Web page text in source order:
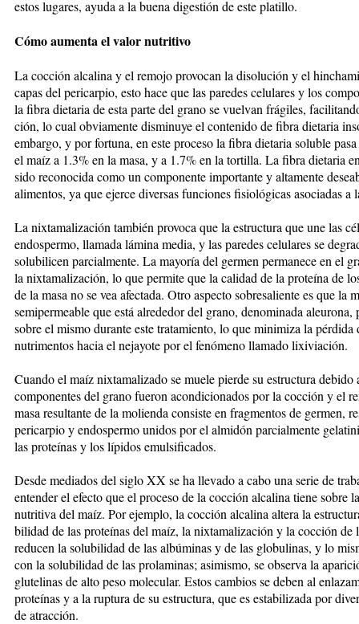
estos lugares, ayuda a la buena digestión de este platillo.
Cómo aumenta el valor nutritivo
La cocción alcalina y el remojo provocan la disolución y el
capas del pericarpio, esto hace que las paredes celulares y los
la fibra dietaria de esta parte del grano se vuelvan frágiles,
ción, lo cual obviamente disminuye el contenido de fi­bra dietaria
embargo, y por fortuna, en este proceso la fibra dietaria soluble
el maíz a 1.3% en la masa, y a 1.7% en la tortilla. La fibra dietaria
sido reconocida como un componente impor­tan­te y altamente
alimentos, ya que ejerce di­versas funciones fisiológicas asociadas a
La nixtamalización también provoca que la estructura que une las
endospermo, llamada lámina media, y las paredes celulares se
solubilicen par­cial­men­te. La mayoría del germen permanece en el
la nixtamalización, lo que permite que la calidad de la proteína de
de la masa no se vea afec­tada. Otro aspecto sobresaliente es que la
semi­per­mea­ble que está alrededor del grano, denominada aleu­ro­na,
sobre el mismo durante este tratamiento, lo que minimiza la pérdida
nutrimentos hacia el neja­yo­te por el fenómeno llamado lixiviación.
Cuando el maíz nixtamalizado se muele pierde su es­truc­tura debido
componentes del grano fueron acon­di­cionados por la cocción y el
masa resul­tante de la molienda consiste en fragmentos de germen,
pericarpio y endospermo unidos por el almidón parcialmente
las proteínas y los lípidos emulsificados.
Desde mediados del siglo XX se ha llevado a cabo una se­rie de
entender el efecto que el proceso de la cocción alcalina tiene sobre
nutritiva del maíz. Por ejemplo, la cocción alcalina altera la
bi­li­dad de las proteínas del maíz, la nixtamalización y la cocción de
reducen la solubilidad de las albúminas y de las globulinas, y lo
con la solu­bili­dad de las prolaminas; asimismo, se observa la
glutelinas de alto peso molecular. Estos cambios se de­ben al
proteínas y a la ruptura de su es­truc­tu­ra, que es estabilizada por
de atracción.